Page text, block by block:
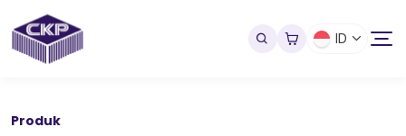
ID
Produk